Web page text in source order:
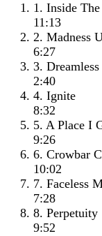
1. Inside The
11:13
2. Madness
6:27
3. Dreamless
2:40
4. Ignite
8:32
5. A Place I
9:26
6. Crowbar
10:02
7. Faceless
7:28
8. Perpetuity
9:52